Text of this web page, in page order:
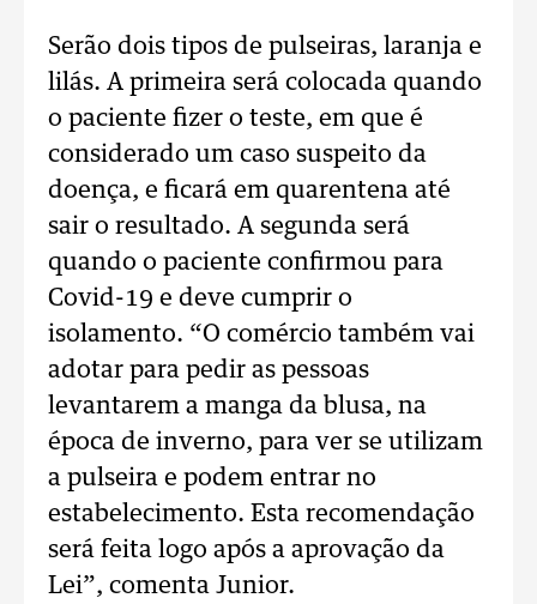
Serão dois tipos de pulseiras, laranja e
lilás. A primeira será colocada quando
o paciente fizer o teste, em que é
considerado um caso suspeito da
doença, e ficará em quarentena até
sair o resultado. A segunda será
quando o paciente confirmou para
Covid-19 e deve cumprir o
isolamento. “O comércio também vai
adotar para pedir as pessoas
levantarem a manga da blusa, na
época de inverno, para ver se utilizam
a pulseira e podem entrar no
estabelecimento. Esta recomendação
será feita logo após a aprovação da
Lei”, comenta Junior.